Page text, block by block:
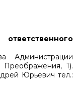
Администрации
1).
Юрьевич тел.: